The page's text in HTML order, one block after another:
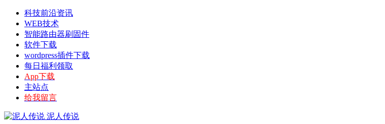
科技前沿资讯
WEB技术
智能路由器刷固件
软件下载
wordpress插件下载
每日福利领取
App下载
主站点
给我留言
泥人传说